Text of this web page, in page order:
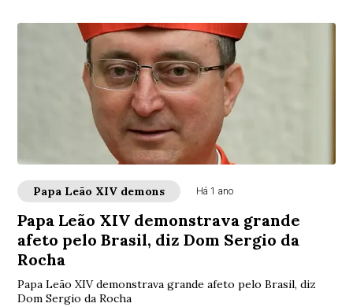
Papa Leão XIV demons Há 1 ano
Papa Leão XIV demonstrava grande
afeto pelo Brasil, diz Dom Sergio da
Rocha
Papa Leão XIV demonstrava grande afeto pelo Brasil, diz
Dom Sergio da Rocha